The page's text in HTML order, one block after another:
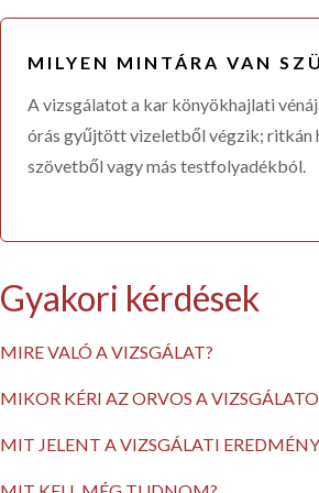
MILYEN MINTÁRA VAN
A vizsgálatot a kar könyökhajlati
órás gyűjtött vizeletből végzik; ritkán
szövetből vagy más testfolyadékból.
Gyakori kérdések
MIRE VALÓ A VIZSGÁLAT?
Továbbá a vizsgálat elvégzésével
MIKOR KÉRI AZ ORVOS A
MIT JELENT A VIZSGÁLATI